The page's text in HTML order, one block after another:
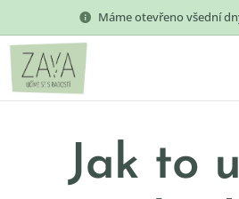
Máme otevřeno všední
Jak to